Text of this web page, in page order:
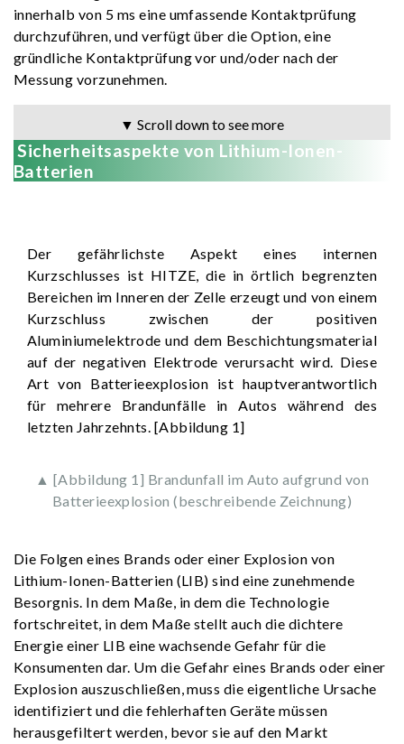
innerhalb von 5 ms eine umfassende Kontaktprüfung
durchzuführen, und verfügt über die Option, eine
gründliche Kontaktprüfung vor und/oder nach der
Messung vorzunehmen.
▼ Scroll down to see more
Sicherheitsaspekte von Lithium-Ionen-
Batterien
Der gefährlichste Aspekt eines internen
Kurzschlusses ist HITZE, die in örtlich begrenzten
Bereichen im Inneren der Zelle erzeugt und von einem
Kurzschluss zwischen der positiven
Aluminiumelektrode und dem Beschichtungsmaterial
auf der negativen Elektrode verursacht wird. Diese
Art von Batterieexplosion ist hauptverantwortlich
für mehrere Brandunfälle in Autos während des
letzten Jahrzehnts. [Abbildung 1]
▲ [Abbildung 1] Brandunfall im Auto aufgrund von
Batterieexplosion (beschreibende Zeichnung)
Die Folgen eines Brands oder einer Explosion von
Lithium-Ionen-Batterien (LIB) sind eine zunehmende
Besorgnis. In dem Maße, in dem die Technologie
fortschreitet, in dem Maße stellt auch die dichtere
Energie einer LIB eine wachsende Gefahr für die
Konsumenten dar. Um die Gefahr eines Brands oder einer
Explosion auszuschließen, muss die eigentliche Ursache
identifiziert und die fehlerhaften Geräte müssen
herausgefiltert werden, bevor sie auf den Markt